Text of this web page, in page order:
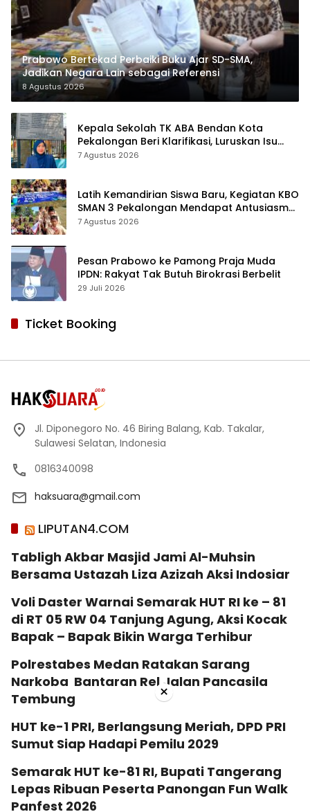
Prabowo Bertekad Perbaiki Buku Ajar SD-SMA,
Jadikan Negara Lain sebagai Referensi
8 Agustus 2026
Kepala Sekolah TK ABA Bendan Kota
Pekalongan Beri Klarifikasi, Luruskan Isu
Proyek Revitalisasi
7 Agustus 2026
Latih Kemandirian Siswa Baru, Kegiatan KBO
SMAN 3 Pekalongan Mendapat Antusiasme
dan Respon Positif Orang Tua Murid
7 Agustus 2026
Pesan Prabowo ke Pamong Praja Muda
IPDN: Rakyat Tak Butuh Birokrasi Berbelit
29 Juli 2026
Ticket Booking
Jl. Diponegoro No. 46 Biring Balang, Kab. Takalar,
Sulawesi Selatan, Indonesia
0816340098
haksuara@gmail.com
LIPUTAN4.COM
Tabligh Akbar Masjid Jami Al-Muhsin
Bersama Ustazah Liza Azizah Aksi Indosiar
Voli Daster Warnai Semarak HUT RI ke – 81
di RT 05 RW 04 Tanjung Agung, Aksi Kocak
Bapak – Bapak Bikin Warga Terhibur
Polrestabes Medan Ratakan Sarang
Narkoba Bantaran Rel Jalan Pancasila
Tembung
HUT ke-1 PRI, Berlangsung Meriah, DPD PRI
Sumut Siap Hadapi Pemilu 2029
Semarak HUT ke-81 RI, Bupati Tangerang
Lepas Ribuan Peserta Panongan Fun Walk
Panfest 2026
×